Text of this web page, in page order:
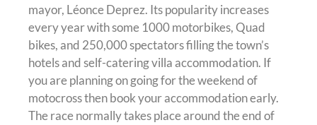
mayor, Léonce Deprez. Its popularity increases
every year with some 1000 motorbikes, Quad
bikes, and 250,000 spectators filling the town’s
hotels and self-catering villa accommodation. If
you are planning on going for the weekend of
motocross then book your accommodation early.
The race normally takes place around the end of